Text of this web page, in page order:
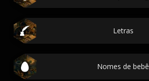
Letras
Nomes de bebê